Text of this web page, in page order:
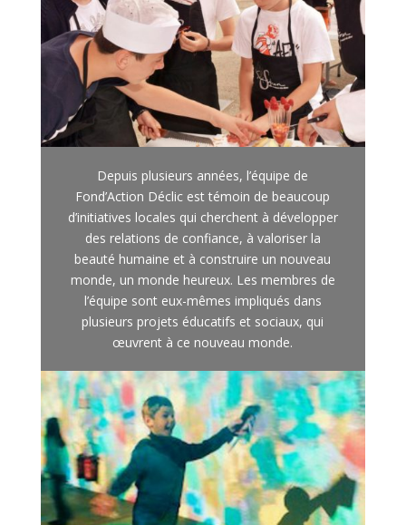
Depuis plusieurs années, l’équipe de
Fond’Action Déclic est témoin de beaucoup
d’initiatives locales qui cherchent à développer
des relations de confiance, à valoriser la
beauté humaine et à construire un nouveau
monde, un monde heureux. Les membres de
l’équipe sont eux-mêmes impliqués dans
plusieurs projets éducatifs et sociaux, qui
œuvrent à ce nouveau monde.